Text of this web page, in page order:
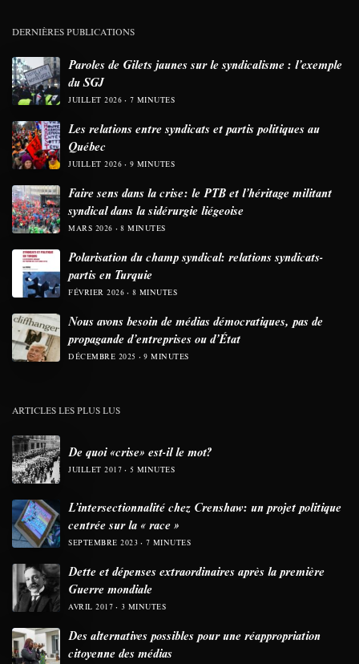
DERNIÈRES PUBLICATIONS
Paroles de Gilets jaunes sur le syndicalisme : l’exemple
du SGJ
JUILLET 2026 7 MINUTES
Les relations entre syndicats et partis politiques au
Québec
JUILLET 2026 9 MINUTES
Faire sens dans la crise: le PTB et l’héritage militant
syndical dans la sidérurgie liégeoise
MARS 2026 8 MINUTES
Polarisation du champ syndical: relations syndicats-
partis en Turquie
FÉVRIER 2026 8 MINUTES
Nous avons besoin de médias démocratiques, pas de
propagande d’entreprises ou d’État
DÉCEMBRE 2025 9 MINUTES
ARTICLES LES PLUS LUS
De quoi «crise» est-il le mot?
JUILLET 2017 5 MINUTES
L’intersectionnalité chez Crenshaw: un projet politique
centrée sur la « race »
SEPTEMBRE 2023 7 MINUTES
Dette et dépenses extraordinaires après la première
Guerre mondiale
AVRIL 2017 3 MINUTES
Des alternatives possibles pour une réappropriation
citoyenne des médias